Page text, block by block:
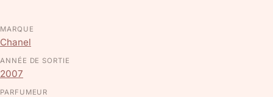
MARQUE
Chanel
ANNÉE DE SORTIE
2007
PARFUMEUR